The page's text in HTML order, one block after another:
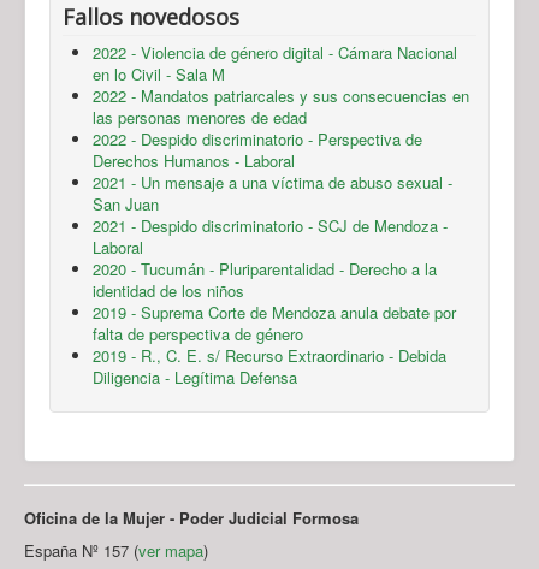
Fallos novedosos
2022 - Violencia de género digital - Cámara Nacional
en lo Civil - Sala M
2022 - Mandatos patriarcales y sus consecuencias en
las personas menores de edad
2022 - Despido discriminatorio - Perspectiva de
Derechos Humanos - Laboral
2021 - Un mensaje a una víctima de abuso sexual -
San Juan
2021 - Despido discriminatorio - SCJ de Mendoza -
Laboral
2020 - Tucumán - Pluriparentalidad - Derecho a la
identidad de los niños
2019 - Suprema Corte de Mendoza anula debate por
falta de perspectiva de género
2019 - R., C. E. s/ Recurso Extraordinario - Debida
Diligencia - Legítima Defensa
Oficina de la Mujer - Poder Judicial Formosa
España Nº 157 (ver mapa)